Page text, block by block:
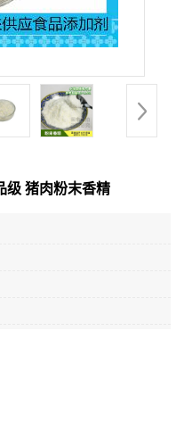
级 猪肉粉末香精